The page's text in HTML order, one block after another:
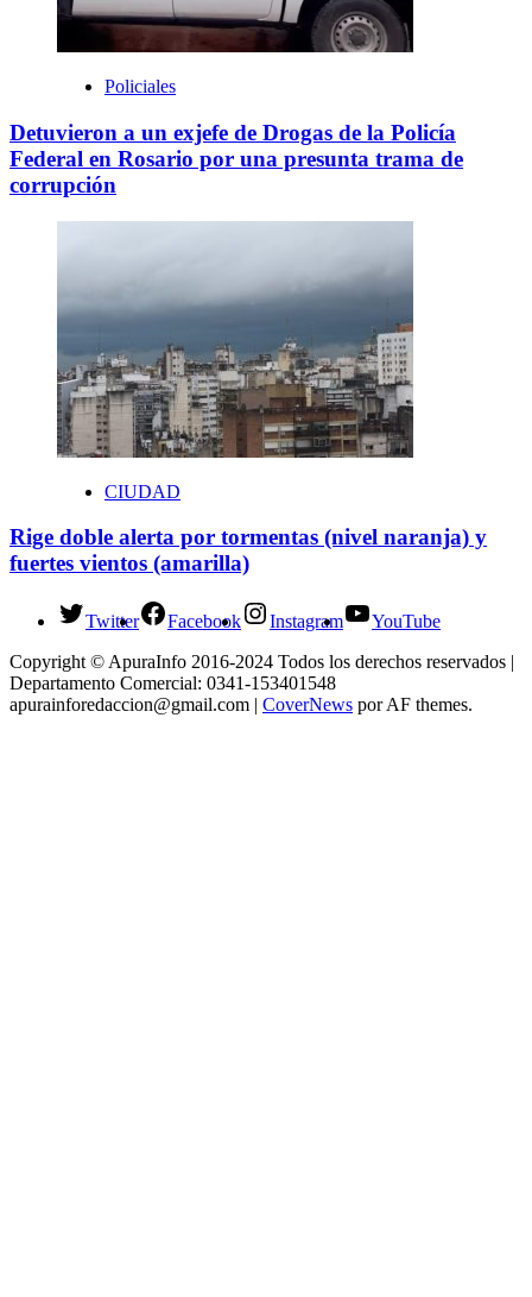
Policiales
Detuvieron a un exjefe de Drogas de la Policía
Federal en Rosario por una presunta trama de
corrupción
CIUDAD
Rige doble alerta por tormentas (nivel naranja) y
fuertes vientos (amarilla)
Twitter Facebook Instagram
YouTube
Copyright © ApuraInfo 2016-2024 Todos los derechos reservados |
Departamento Comercial: 0341-153401548
apurainforedaccion@gmail.com | CoverNews por AF themes.